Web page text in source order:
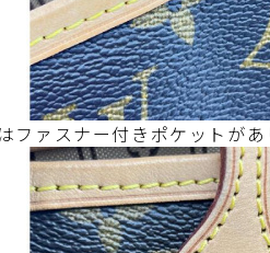
ファスナー付きポケットが